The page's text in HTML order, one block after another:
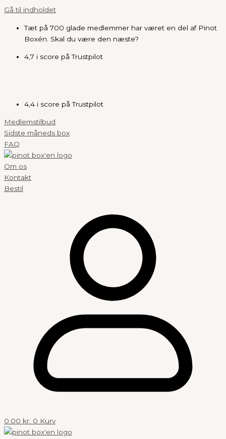
Gå til indholdet
Tæt på 700 glade medlemmer har været en del af Pinot
Boxén. Skal du være den næste?
4,7 i score på Trustpilot
4,4 i score på Trustpilot
Medlemstilbud
Sidste måneds box
FAQ
Om os
Kontakt
Bestil
0.00 kr. 0 Kurv